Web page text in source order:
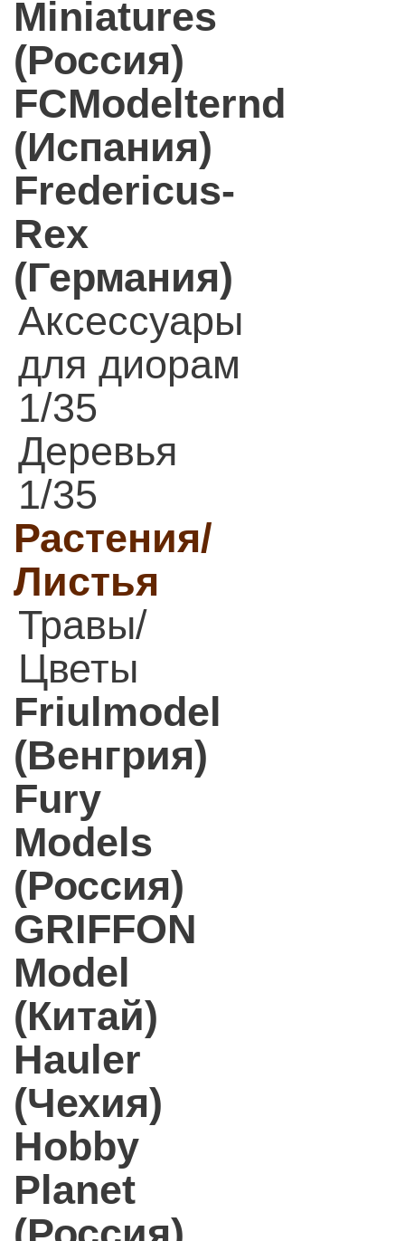
Miniatures
(Россия)
FCModelternd
(Испания)
Fredericus-
Rex
(Германия)
Аксессуары
для диорам
1/35
Деревья
1/35
Растения/
Листья
Травы/
Цветы
Friulmodel
(Венгрия)
Fury
Models
(Россия)
GRIFFON
Model
(Китай)
Hauler
(Чехия)
Hobby
Planet